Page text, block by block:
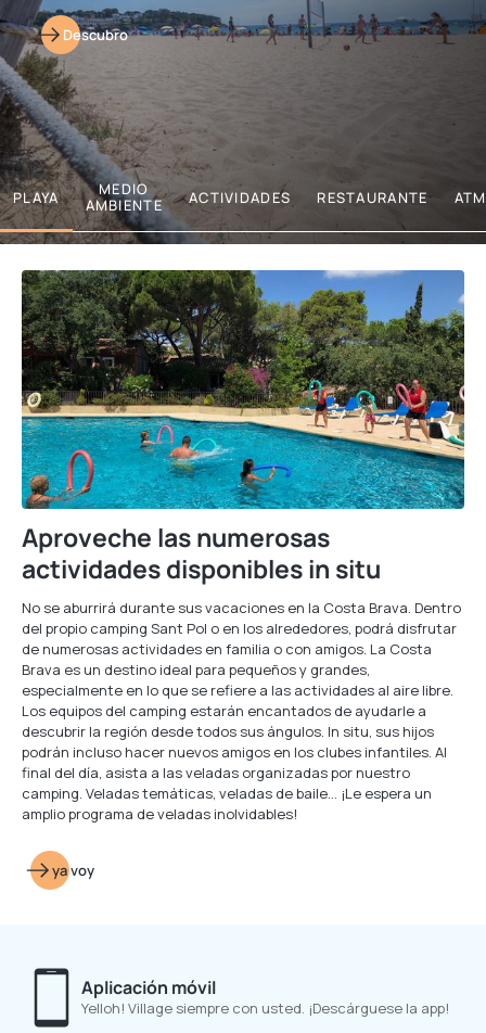
PLAYA
MEDIO
AMBIENTE
ACTIVIDADES RESTAURANTE
Descubro
Aproveche las numerosas
actividades disponibles in situ
No se aburrirá durante sus vacaciones en la Costa Brava. Dentro
del propio camping Sant Pol o en los alrededores, podrá disfrutar
de numerosas actividades en familia o con amigos. La Costa
Brava es un destino ideal para pequeños y grandes,
especialmente en lo que se refiere a las actividades al aire libre.
Los equipos del camping estarán encantados de ayudarle a
descubrir la región desde todos sus ángulos. In situ, sus hijos
podrán incluso hacer nuevos amigos en los clubes infantiles. Al
final del día, asista a las veladas organizadas por nuestro
camping. Veladas temáticas, veladas de baile… ¡Le espera un
amplio programa de veladas inolvidables!
ya voy
Aplicación móvil
Yelloh! Village siempre con usted. ¡Descárguese la app!